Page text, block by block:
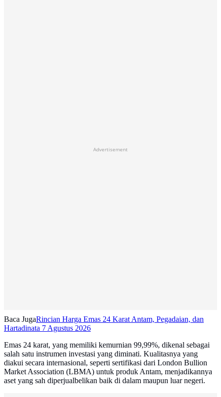
Advertisement
Baca JugaRincian Harga Emas 24 Karat Antam, Pegadaian, dan
Hartadinata 7 Agustus 2026
Emas 24 karat, yang memiliki kemurnian 99,99%, dikenal sebagai
salah satu instrumen investasi yang diminati. Kualitasnya yang
diakui secara internasional, seperti sertifikasi dari London Bullion
Market Association (LBMA) untuk produk Antam, menjadikannya
aset yang sah diperjualbelikan baik di dalam maupun luar negeri.